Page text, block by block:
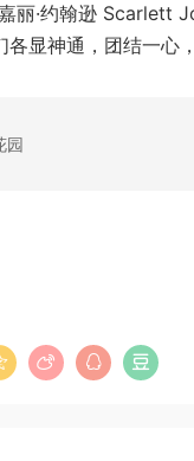
丽·约翰逊 Scarlett
各显神通，团结一心
园